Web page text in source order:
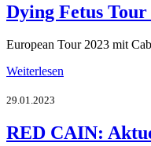
Dying Fetus
European Tour 2023 mit
Weiterlesen
29.01.2023
RED CAIN: